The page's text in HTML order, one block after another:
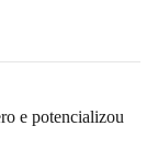
e potencializou